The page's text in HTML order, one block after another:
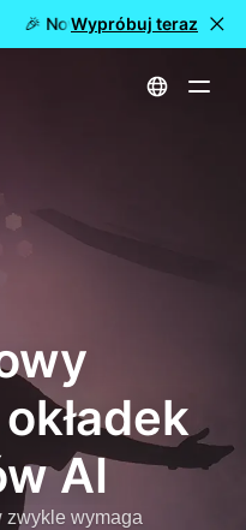
🎉 Nowy model już
Wypróbuj teraz
okładek utworów AI
AI
zwykle wymaga